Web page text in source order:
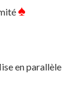
♠
en parallèle